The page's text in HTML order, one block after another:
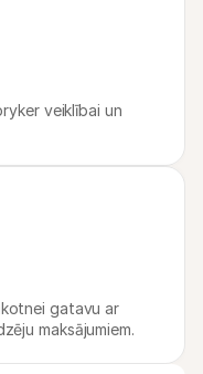
veiklībai un
gatavu ar
maksājumiem.